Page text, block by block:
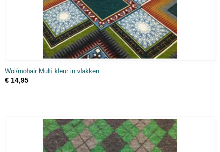
Wol/mohair Multi kleur in vlakken
€ 14,95
FEESTSTOFFEN)